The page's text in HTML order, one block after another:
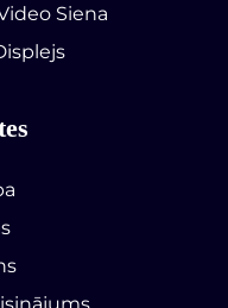
Siena